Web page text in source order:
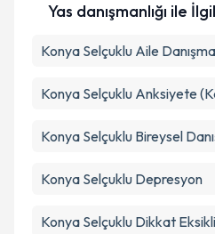
Yas danışmanlığı ile
Konya Selçuklu Aile
Konya Selçuklu Anksiyete
Konya Selçuklu Bireysel
Konya Selçuklu Depresyon
Konya Selçuklu Dikkat